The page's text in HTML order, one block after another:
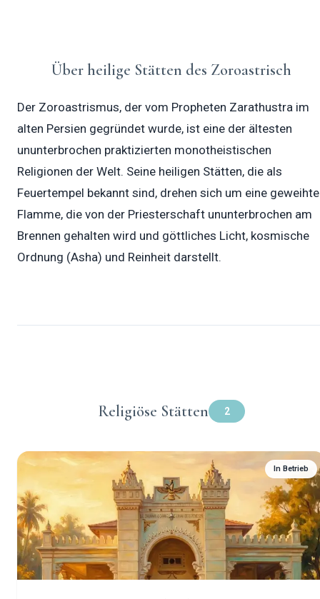
Über heilige Stätten des Zoroastrisch
Der Zoroastrismus, der vom Propheten Zarathustra im
alten Persien gegründet wurde, ist eine der ältesten
ununterbrochen praktizierten monotheistischen
Religionen der Welt. Seine heiligen Stätten, die als
Feuertempel bekannt sind, drehen sich um eine geweihte
Flamme, die von der Priesterschaft ununterbrochen am
Brennen gehalten wird und göttliches Licht, kosmische
Ordnung (Asha) und Reinheit darstellt.
Religiöse Stätten 2
In Betrieb